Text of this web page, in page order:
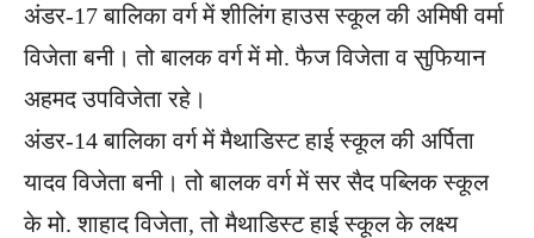
अंडर-17 बालिका वर्ग में शीलिंग हाउस स्कूल की अमिषी वर्मा
विजेता बनी। तो बालक वर्ग में मो. फैज विजेता व सुफियान
अहमद उपविजेता रहे।
अंडर-14 बालिका वर्ग में मैथाडिस्ट हाई स्कूल की अर्पिता
यादव विजेता बनी। तो बालक वर्ग में सर सैद पब्लिक स्कूल
के मो. शाहाद विजेता, तो मैथाडिस्ट हाई स्कूल के लक्ष्य